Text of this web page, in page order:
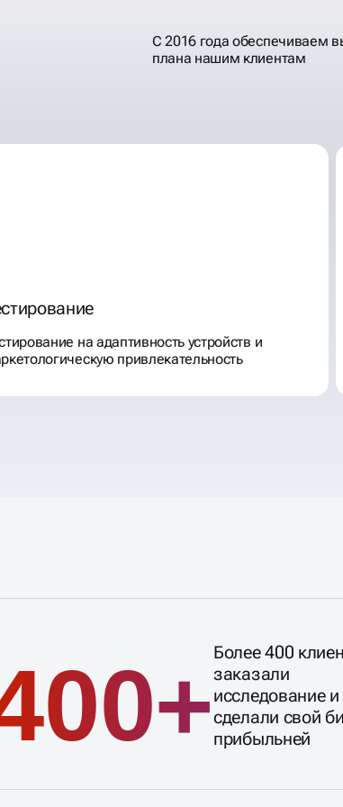
С 2016 года обеспечиваем
плана нашим клиентам
на адаптивность устройств и
привлекательность
Более 400
заказали
исследование и
сделали свой
прибыльней